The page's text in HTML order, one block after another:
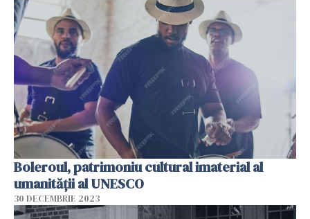
Boleroul, patrimoniu cultural imaterial al
umanității al UNESCO
30 DECEMBRIE 2023